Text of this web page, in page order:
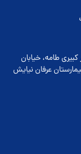
کبیری طامه، خیابان